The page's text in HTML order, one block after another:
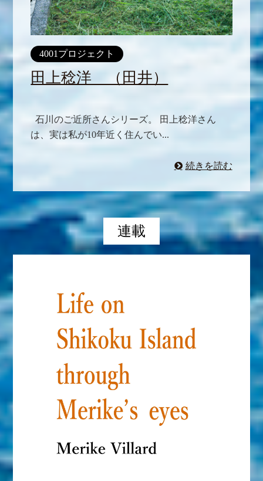
4001プロジェクト
田上稔洋 （田井）
石川のご近所さんシリーズ。 田上稔洋さん
は、実は私が10年近く住んでい...
続きを読む
連載